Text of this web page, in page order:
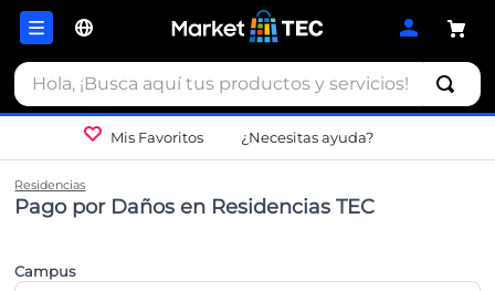
Hola, ¡Busca aquí tus productos y servicios!
Mis Favoritos ¿Necesitas ayuda?
Residencias
Pago por Daños en Residencias TEC
Campus